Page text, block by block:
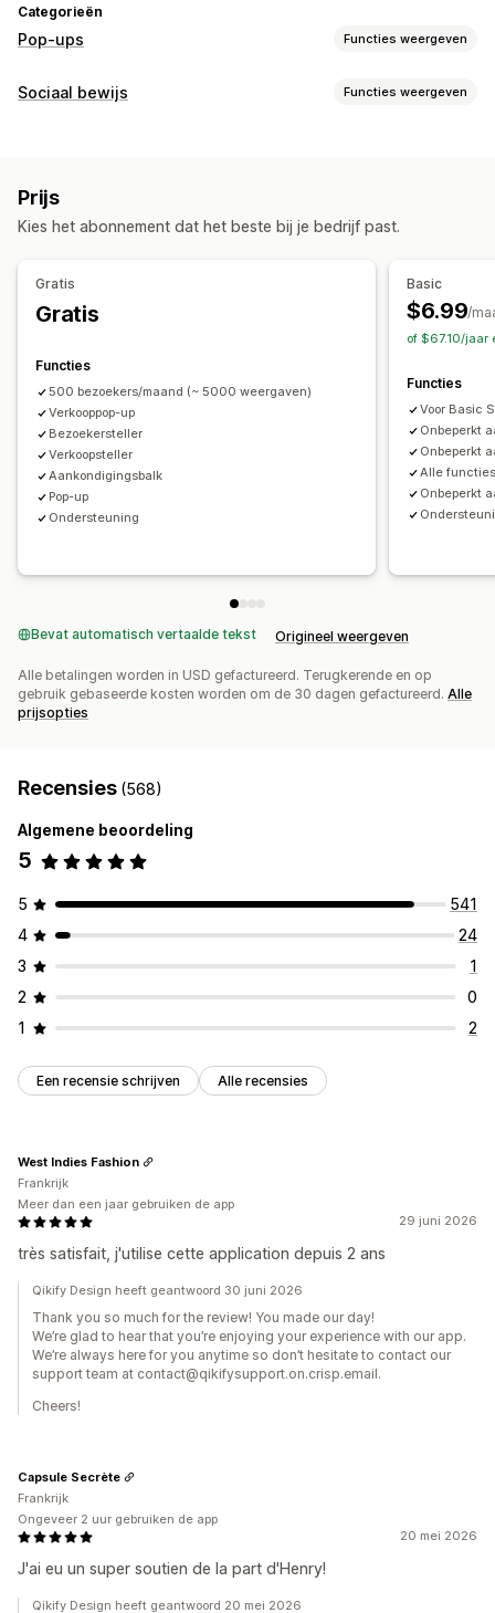
Categorieën
Pop-ups Functies weergeven
Soorten pop-ups
Pop-ups beheren
Automatiseringen
Sociaal bewijs Functies weergeven
Weergaveopties
Betrokkenheid volgen
Prijs
Kies het abonnement dat het beste bij je bedrijf past.
Gratis
Gratis
Functies
500 bezoekers/maand (~ 5000 weergaven)
Verkooppop-up
Bezoekersteller
Verkoopsteller
Aankondigingsbalk
Pop-up
Ondersteuning
Basic
$6.99/
of $67.10/jaar
Functies
Voor Basic
Onbeperkt
Onbeperkt
Alle
Onbeperkt
Bevat automatisch vertaalde tekst Origineel weergeven
Alle betalingen worden in USD gefactureerd. Terugkerende en op
gebruik gebaseerde kosten worden om de 30 dagen gefactureerd. Alle
prijsopties
Recensies (568)
Algemene beoordeling
5
5
541
4
24
3
1
2
0
1
2
Een recensie schrijven Alle recensies
29 juni 2026
très satisfait, j'utilise cette application depuis 2 ans
West Indies Fashion
Frankrijk
Meer dan een jaar gebruiken de app
Qikify Design heeft geantwoord 30 juni 2026
Thank you so much for the review! You made our day!
We’re glad to hear that you’re enjoying your experience with our app.
We’re always here for you anytime so don’t hesitate to contact our
support team at contact@qikifysupport.on.crisp.email.
Cheers!
20 mei 2026
J'ai eu un super soutien de la part d'Henry!
Capsule Secrète
Frankrijk
Ongeveer 2 uur gebruiken de app
Qikify Design heeft geantwoord 20 mei 2026